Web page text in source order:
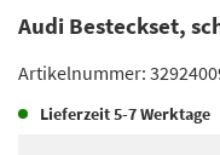
Audi Besteckset,
Artikelnummer:
Lieferzeit5-7 Werktage